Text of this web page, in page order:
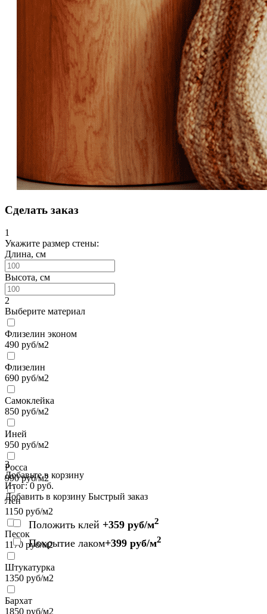
Сделать заказ
1
Укажите размер стены:
Длина, см
Высота, см
2
Выберите материал
Флизелин эконом
490 руб/м2
Флизелин
690 руб/м2
Самоклейка
850 руб/м2
Иней
950 руб/м2
Росса
990руб/м2
Лен
1150 руб/м2
Песок
1170 руб/м2
Штукатурка
1350 руб/м2
Бархат
1850 руб/м2
3
Добавьте в корзину
Итог:0 руб.
Добавить в корзину Быстрый заказ
Положить клей +359 руб/м2
Покрытие лаком+399 руб/м2